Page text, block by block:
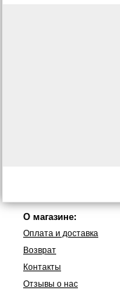
О магазине:
Оплата и доставка
Возврат
Контакты
Отзывы о нас